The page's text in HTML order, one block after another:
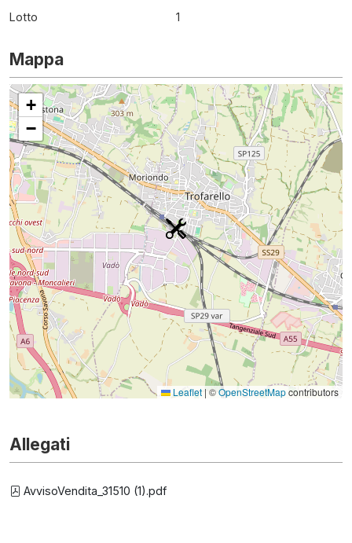
Lotto
1
Mappa
+
−
Leaflet | ©OpenStreetMapcontributors
Allegati
AvvisoVendita_31510 (1).pdf